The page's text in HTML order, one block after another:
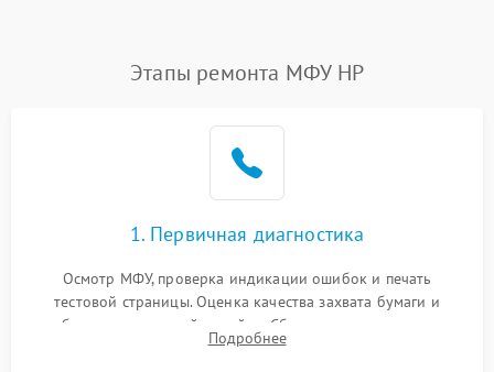
Этапы ремонта МФУ HP
1. Первичная диагностика
Осмотр МФУ, проверка индикации ошибок и печать
тестовой страницы. Оценка качества захвата бумаги и
работы сканирующей линейки. Сбор данных о замятиях,
дефектах изображения или посторонних шумах при работе.
Подробнее